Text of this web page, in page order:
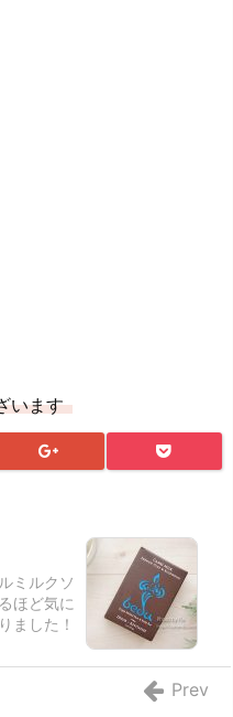
います
ミルクソ
ほど気に
ました！
Prev